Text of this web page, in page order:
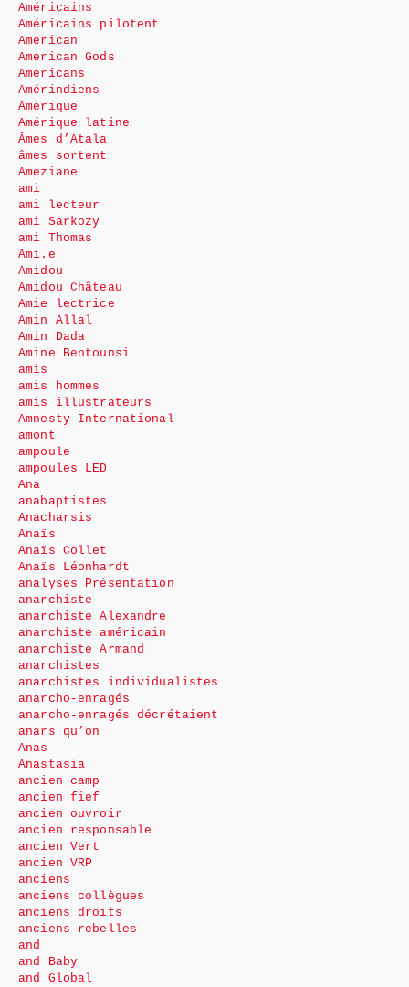
Américains
Américains pilotent
American
American Gods
Americans
Amérindiens
Amérique
Amérique latine
Âmes d’Atala
âmes sortent
Ameziane
ami
ami lecteur
ami Sarkozy
ami Thomas
Ami.e
Amidou
Amidou Château
Amie lectrice
Amin Allal
Amin Dada
Amine Bentounsi
amis
amis hommes
amis illustrateurs
Amnesty International
amont
ampoule
ampoules LED
Ana
anabaptistes
Anacharsis
Anaïs
Anaïs Collet
Anaïs Léonhardt
analyses Présentation
anarchiste
anarchiste Alexandre
anarchiste américain
anarchiste Armand
anarchistes
anarchistes individualistes
anarcho-enragés
anarcho-enragés décrétaient
anars qu’on
Anas
Anastasia
ancien camp
ancien fief
ancien ouvroir
ancien responsable
ancien Vert
ancien VRP
anciens
anciens collègues
anciens droits
anciens rebelles
and
and Baby
and Global